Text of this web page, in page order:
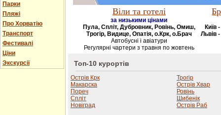
Парки
Пляжі
Про Хорватію
Транспорт
Фестивалі
Ціни
Экскурсії
Віли та готелі
за низькими цінами
Пула, Спліт, Дубровник, Ровінь, Омиш,
Трогір, Видице, Опатія, о.Крк, о.Брач
Автобусні і авіатури
Регулярні чартери з травня по жовтень
Київ
Львів
Топ-10 курортів
Острів Крк
Макарска
Пореч
Спліт
Новіград
Трогір
Острів Хвар
Ровінь
Шибенік
Острів Раб